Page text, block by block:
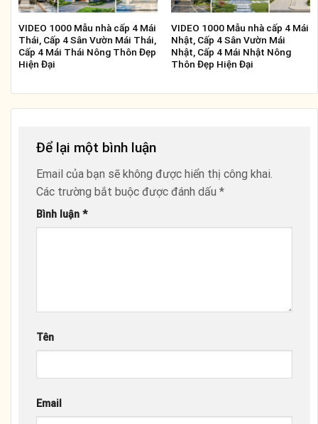
VIDEO 1000 Mẫu nhà cấp 4 Mái
Thái, Cấp 4 Sân Vườn Mái Thái,
Cấp 4 Mái Thái Nông Thôn Đẹp
Hiện Đại
VIDEO 1000 Mẫu nhà cấp 4 Mái
Nhật, Cấp 4 Sân Vườn Mái
Nhật, Cấp 4 Mái Nhật Nông
Thôn Đẹp Hiện Đại
Để lại một bình luận
Email của bạn sẽ không được hiển thị công khai.
Các trường bắt buộc được đánh dấu *
Bình luận *
Tên
Email